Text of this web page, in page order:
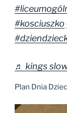
#kosciuszko
♬ kings
Plan Dnia